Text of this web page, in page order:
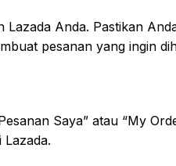
Anda. Pastikan
pesanan yang ingin
Saya” atau “My